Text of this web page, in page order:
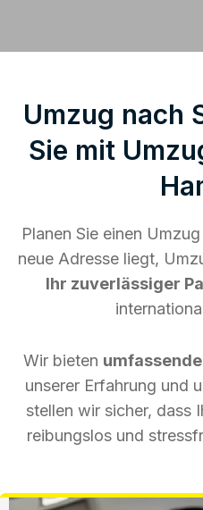
Umzug nach
Sie mit
Planen Sie einen
neue Adresse liegt,
Ihr zuverlässiger
Wir bieten
unserer Erfahrung und
stellen wir sicher, dass
reibungslos und